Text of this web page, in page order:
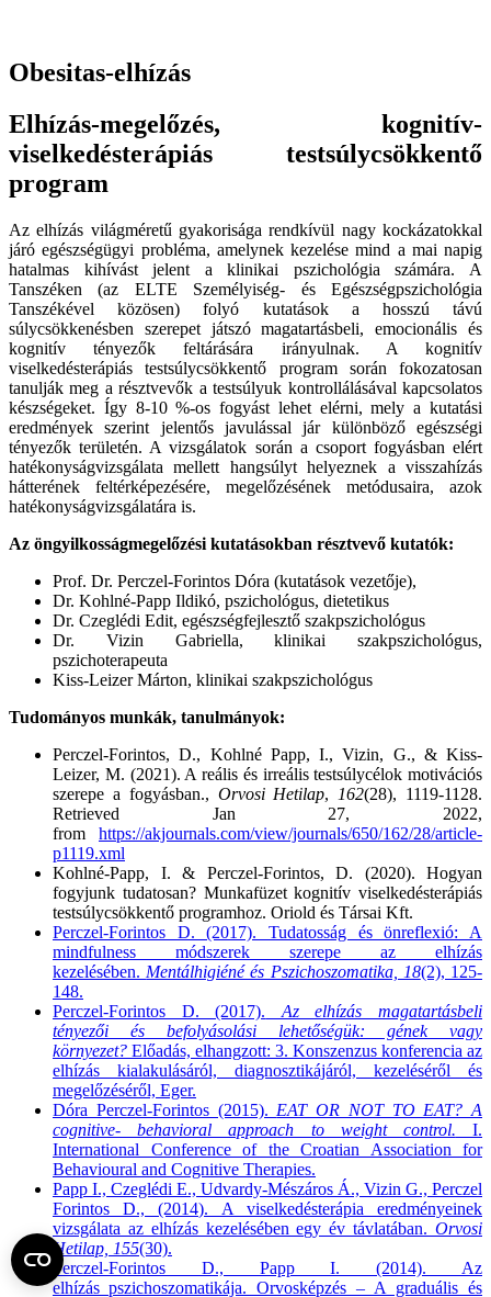
Obesitas-elhízás
Elhízás-megelőzés, kognitív-
viselkedésterápiás testsúlycsökkentő
program
Az elhízás világméretű gyakorisága rendkívül nagy kockázatokkal
járó egészségügyi probléma, amelynek kezelése mind a mai napig
hatalmas kihívást jelent a klinikai pszichológia számára. A
Tanszéken (az ELTE Személyiség- és Egészségpszichológia
Tanszékével közösen) folyó kutatások a hosszú távú
súlycsökkenésben szerepet játszó magatartásbeli, emocionális és
kognitív tényezők feltárására irányulnak. A kognitív
viselkedésterápiás testsúlycsökkentő program során fokozatosan
tanulják meg a résztvevők a testsúlyuk kontrollálásával kapcsolatos
készségeket. Így 8-10 %-os fogyást lehet elérni, mely a kutatási
eredmények szerint jelentős javulással jár különböző egészségi
tényezők területén. A vizsgálatok során a csoport fogyásban elért
hatékonyságvizsgálata mellett hangsúlyt helyeznek a visszahízás
hátterének feltérképezésére, megelőzésének metódusaira, azok
hatékonyságvizsgálatára is.
Az öngyilkosságmegelőzési kutatásokban résztvevő kutatók:
Prof. Dr. Perczel-Forintos Dóra (kutatások vezetője),
Dr. Kohlné-Papp Ildikó, pszichológus, dietetikus
Dr. Czeglédi Edit, egészségfejlesztő szakpszichológus
Dr. Vizin Gabriella, klinikai szakpszichológus,
pszichoterapeuta
Kiss-Leizer Márton, klinikai szakpszichológus
Tudományos munkák, tanulmányok:
Perczel-Forintos, D., Kohlné Papp, I., Vizin, G., & Kiss-
Leizer, M. (2021). A reális és irreális testsúlycélok motivációs
szerepe a fogyásban., Orvosi Hetilap, 162(28), 1119-1128.
Retrieved Jan 27, 2022,
from https://akjournals.com/view/journals/650/162/28/article-
p1119.xml
Kohlné-Papp, I. & Perczel-Forintos, D. (2020). Hogyan
fogyjunk tudatosan? Munkafüzet kognitív viselkedésterápiás
testsúlycsökkentő programhoz. Oriold és Társai Kft.
Perczel-Forintos D. (2017). Tudatosság és önreflexió: A
mindfulness módszerek szerepe az elhízás
kezelésében. Mentálhigiéné és Pszichoszomatika, 18(2), 125-
148.
Perczel-Forintos D. (2017). Az elhízás magatartásbeli
tényezői és befolyásolási lehetőségük: gének vagy
környezet? Előadás, elhangzott: 3. Konszenzus konferencia az
elhízás kialakulásáról, diagnosztikájáról, kezeléséről és
megelőzéséről, Eger.
Dóra Perczel-Forintos (2015). EAT OR NOT TO EAT? A
cognitive- behavioral approach to weight control. I.
International Conference of the Croatian Association for
Behavioural and Cognitive Therapies.
Papp I., Czeglédi E., Udvardy-Mészáros Á., Vizin G., Perczel
Forintos D., (2014). A viselkedésterápia eredményeinek
vizsgálata az elhízás kezelésében egy év távlatában. Orvosi
Hetilap, 155(30).
Perczel-Forintos D., Papp I. (2014). Az
elhízás_pszichoszomatikája. Orvosképzés – A graduális és